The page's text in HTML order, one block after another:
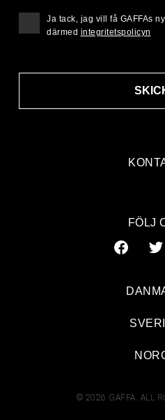
Ja tack, jag vill få GAFFAs
därmed integritetspolicyn
FÖLJ
© 2026 GAFFA. ALL